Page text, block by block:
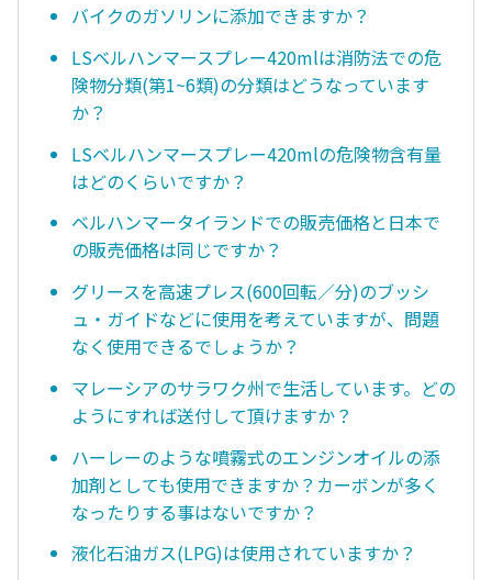
バイクのガソリンに添加できますか？
LSベルハンマースプレー420mlは消防法での危
険物分類(第1~6類)の分類はどうなっています
か？
LSベルハンマースプレー420mlの危険物含有量
はどのくらいですか？
ベルハンマータイランドでの販売価格と日本で
の販売価格は同じですか？
グリースを高速プレス(600回転／分)のブッシ
ュ・ガイドなどに使用を考えていますが、問題
なく使用できるでしょうか？
マレーシアのサラワク州で生活しています。どの
ようにすれば送付して頂けますか？
ハーレーのような噴霧式のエンジンオイルの添
加剤としても使用できますか？カーボンが多く
なったりする事はないですか？
液化石油ガス(LPG)は使用されていますか？